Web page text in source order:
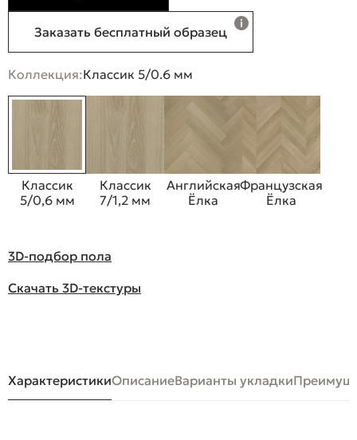
Заказать бесплатный образец
Коллекция:Классик 5/0.6 мм
Классик
5/0,6 мм
Классик
7/1,2 мм
Английская
Ёлка
Французская
Ёлка
3D-подбор пола
Скачать 3D-текстуры
ХарактеристикиОписаниеВарианты укладки